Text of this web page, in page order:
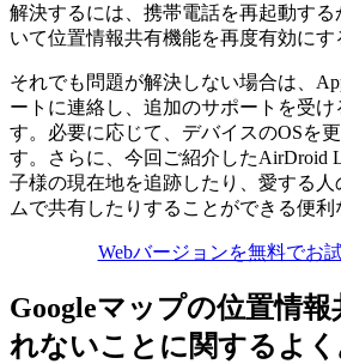
解決するには、携帯電話を再起動する
いて位置情報共有機能を再度有効にす
それでも問題が解決しない場合は、
ートに連絡し、追加のサポートを受け
す。必要に応じて、デバイスのOSを
す。さらに、今回ご紹介したAirDroid
子様の現在地を追跡したり、愛する人
ムで共有したりすることができる便利
Webバージョンを無料でお
Googleマップの位置情報
れないことに関するよ